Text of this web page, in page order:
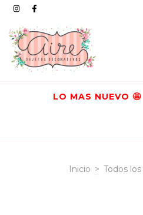
LO MAS NUEVO
Inicio > Todos